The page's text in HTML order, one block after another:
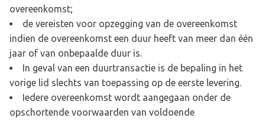
overeenkomst;
de vereisten voor opzegging van de overeenkomst
indien de overeenkomst een duur heeft van meer dan één
jaar of van onbepaalde duur is.
In geval van een duurtransactie is de bepaling in het
vorige lid slechts van toepassing op de eerste levering.
Iedere overeenkomst wordt aangegaan onder de
opschortende voorwaarden van voldoende